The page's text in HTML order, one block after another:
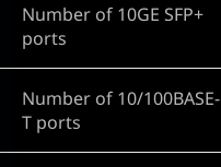
Number of 10GE SFP+
ports
Number of 10/100BASE-
T ports